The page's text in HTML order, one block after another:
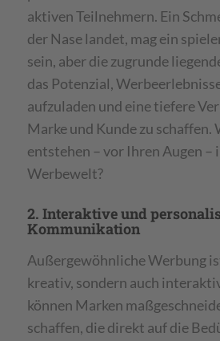
aktiven Teilnehmern. Ein
der Nase landet, mag ein
sein, aber die zugrunde
das Potenzial,
aufzuladen und eine tiefere
Marke und Kunde zu schaffen.
entstehen – vor Ihren Augen –
Werbewelt?
2. Interaktive und
Kommunikation
Außergewöhnliche Werbung
kreativ, sondern auch
können Marken
schaffen, die direkt auf die